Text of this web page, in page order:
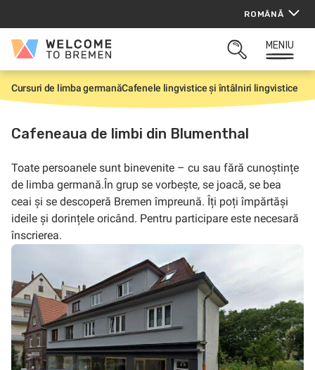
conținut
ROMÂNĂ
Welcome
Bremen
CĂUTARE
MENIU
P
r
m
a
g
i
ă
Cursuri de limba germanăCafenele lingvistice și întâlniri lingvistice
Cafeneaua de limbi din Blumenthal
Toate persoanele sunt binevenite – cu sau fără cunoștințe
de limba germană.În grup se vorbește, se joacă, se bea
ceai și se descoperă Bremen împreună. Îți poți împărtăși
ideile și dorințele oricând. Pentru participare este necesară
înscrierea.